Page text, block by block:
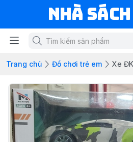
NHÀ
Trang chủ Đồ chơi trẻ em Xe